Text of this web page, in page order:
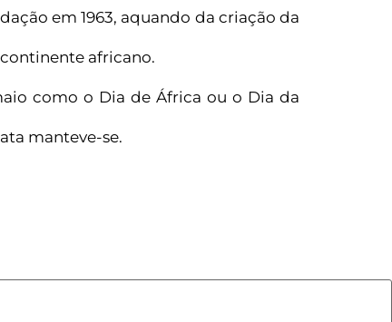
em 1963, aquando da criação da
africano.
como o Dia de África ou o Dia da
manteve-se.